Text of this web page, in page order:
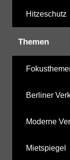
Hitzeschutz
Themen
Berliner
Moderne
Mietspiegel